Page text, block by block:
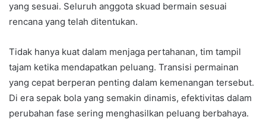
yang sesuai. Seluruh anggota skuad bermain sesuai
rencana yang telah ditentukan.
Tidak hanya kuat dalam menjaga pertahanan, tim tampil
tajam ketika mendapatkan peluang. Transisi permainan
yang cepat berperan penting dalam kemenangan tersebut.
Di era sepak bola yang semakin dinamis, efektivitas dalam
perubahan fase sering menghasilkan peluang berbahaya.